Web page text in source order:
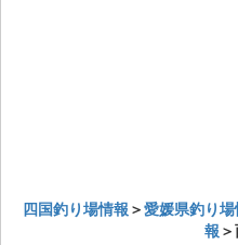
四国釣り場情報 ＞愛媛県釣り場
報